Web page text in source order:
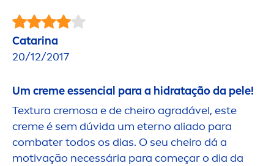
Catarina
20/12/2017
Um cremeessencial para a hidratação da pele!
Textura cremosa e de cheiro agradável, este
cremeé sem dúvida um eterno aliado para
combater todos os dias. O seu cheiro dá a
motivação necessária para começar o dia da